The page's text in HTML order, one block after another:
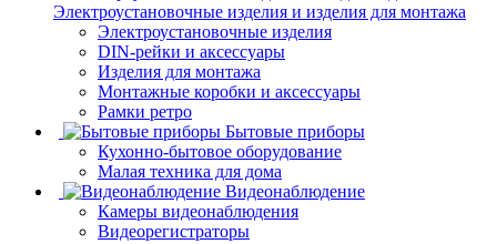
Электроустановочные изделия и изделия для монтажа
Электроустановочные изделия
DIN-рейки и аксессуары
Изделия для монтажа
Монтажные коробки и аксессуары
Рамки ретро
Бытовые приборы
Кухонно-бытовое оборудование
Малая техника для дома
Видеонаблюдение
Камеры видеонаблюдения
Видеорегистраторы